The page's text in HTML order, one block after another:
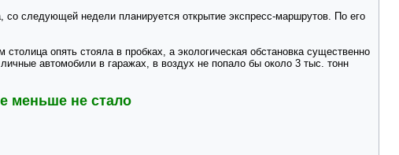
следующей недели планируется открытие экспресс-маршрутов. По его
опять стояла в пробках, а экологическая обстановка существенно
автомобили в гаражах, в воздух не попало бы около 3 тыс. тонн
меньше не стало